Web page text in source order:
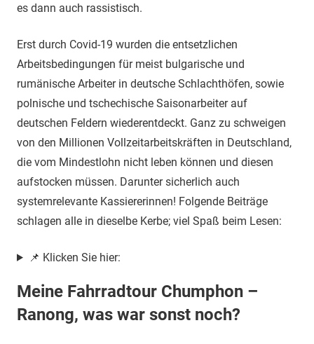
es dann auch rassistisch.
Erst durch Covid-19 wurden die entsetzlichen
Arbeitsbedingungen für meist bulgarische und
rumänische Arbeiter in deutsche Schlachthöfen, sowie
polnische und tschechische Saisonarbeiter auf
deutschen Feldern wiederentdeckt. Ganz zu schweigen
von den Millionen Vollzeitarbeitskräften in Deutschland,
die vom Mindestlohn nicht leben können und diesen
aufstocken müssen. Darunter sicherlich auch
systemrelevante Kassiererinnen! Folgende Beiträge
schlagen alle in dieselbe Kerbe; viel Spaß beim Lesen:
📌 Klicken Sie hier:
Meine Fahrradtour Chumphon –
Ranong, was war sonst noch?